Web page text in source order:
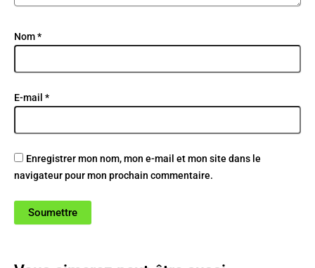
Nom*
E-mail *
Enregistrer mon nom, mon e-mail et mon site dans le
navigateur pour mon prochain commentaire.